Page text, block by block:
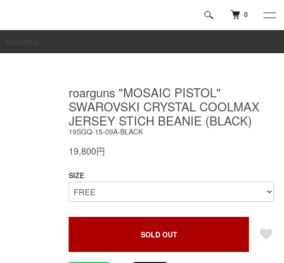
0
Ksclothing
roarguns "MOSAIC PISTOL"
SWAROVSKI CRYSTAL COOLMAX
JERSEY STICH BEANIE (BLACK)
19SGQ-15-09A-BLACK
19,800円
SIZE
SOLD OUT